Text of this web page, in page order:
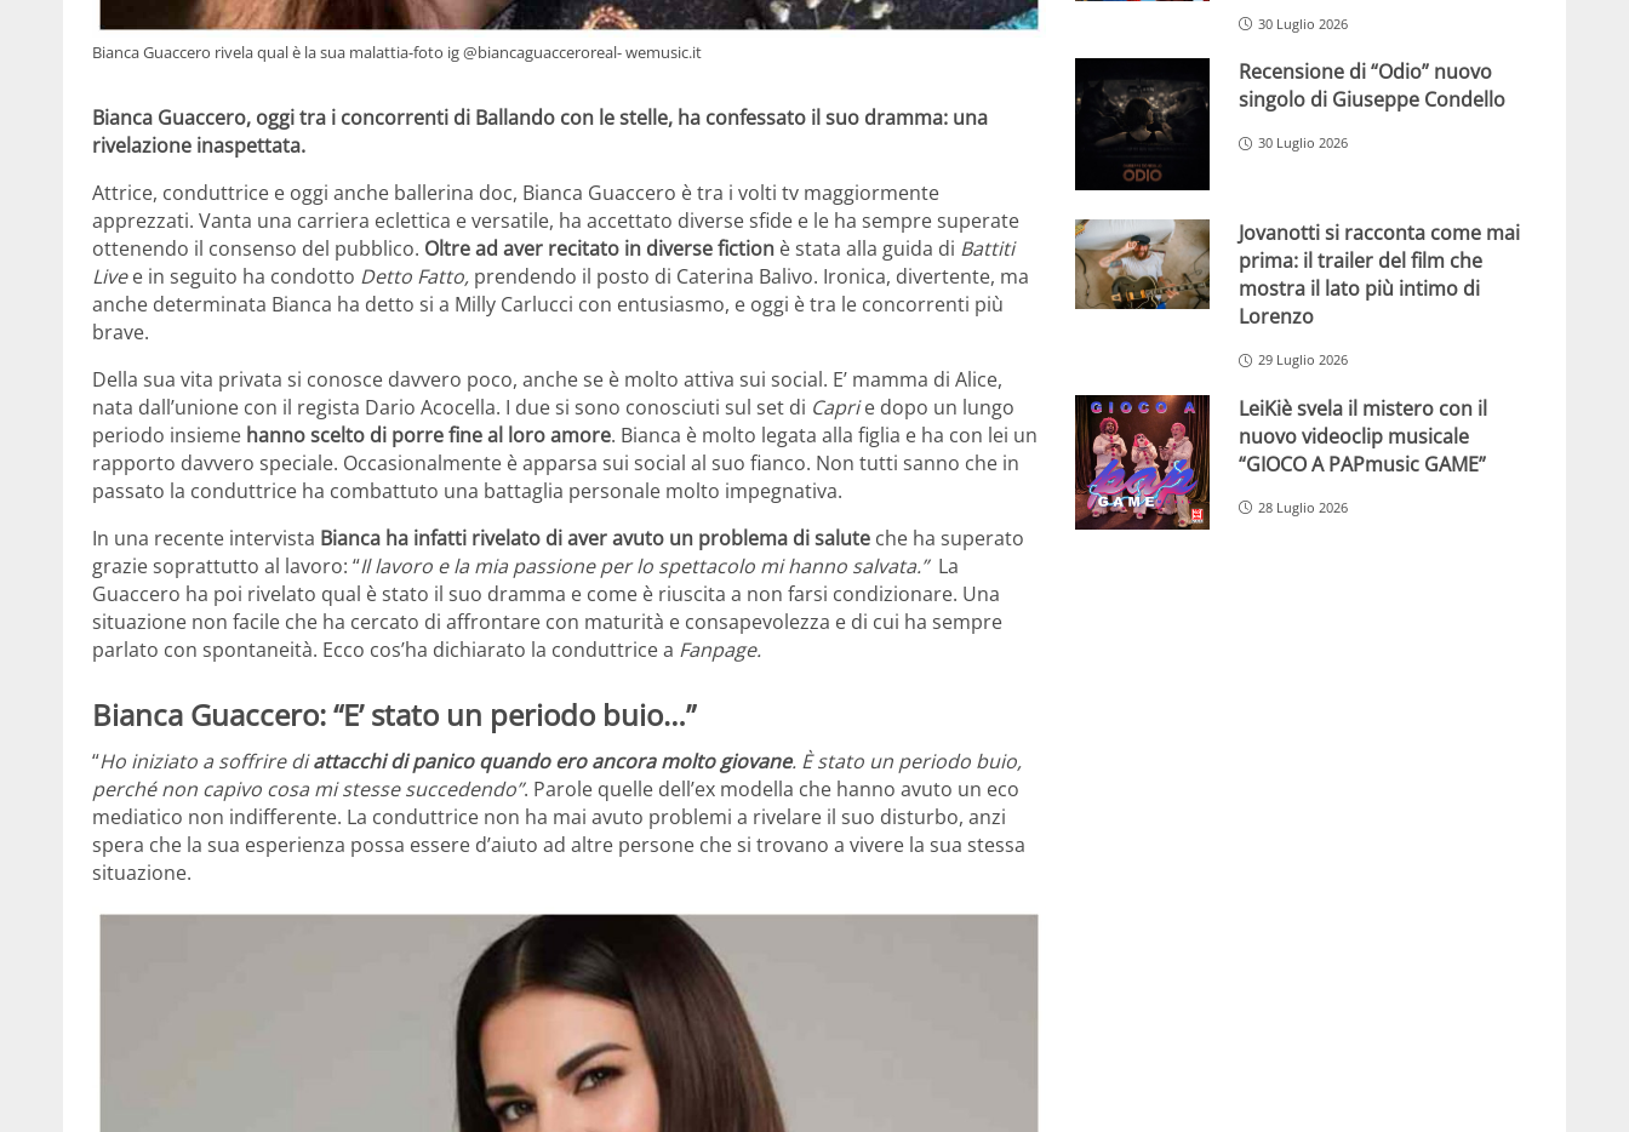
Bianca Guaccero rivela qual è la sua malattia-foto ig @biancaguacceroreal- wemusic.it
Bianca Guaccero, oggi tra i concorrenti di Ballando con le stelle, ha confessato il suo dramma: una
rivelazione inaspettata.
Attrice, conduttrice e oggi anche ballerina doc, Bianca Guaccero è tra i volti tv maggiormente
apprezzati. Vanta una carriera eclettica e versatile, ha accettato diverse sfide e le ha sempre superate
ottenendo il consenso del pubblico. Oltre ad aver recitato in diverse fiction è stata alla guida di Battiti
Livee in seguito ha condotto Detto Fatto, prendendo il posto di Caterina Balivo. Ironica, divertente, ma
anche determinata Bianca ha detto si a Milly Carlucci con entusiasmo, e oggi è tra le concorrenti più
brave.
Della sua vita privata si conosce davvero poco, anche se è molto attiva sui social. E’ mamma di Alice,
nata dall’unione con il regista Dario Acocella. I due si sono conosciuti sul set di Caprie dopo un lungo
periodo insieme hanno scelto di porre fine al loro amore. Bianca è molto legata alla figlia e ha con lei un
rapporto davvero speciale. Occasionalmente è apparsa sui social al suo fianco. Non tutti sanno che in
passato la conduttrice ha combattuto una battaglia personale molto impegnativa.
In una recente intervista Bianca ha infatti rivelato di aver avuto un problema di salute che ha superato
grazie soprattutto al lavoro: “Il lavoro e la mia passione per lo spettacolo mi hanno salvata.”La
Guaccero ha poi rivelato qual è stato il suo dramma e come è riuscita a non farsi condizionare. Una
situazione non facile che ha cercato di affrontare con maturità e consapevolezza e di cui ha sempre
parlato con spontaneità. Ecco cos’ha dichiarato la conduttrice a Fanpage.
Bianca Guaccero: “E’ stato un periodo buio…”
“Ho iniziato a soffrire diattacchi di panico quando ero ancora molto giovane. È stato un periodo buio,
perché non capivo cosa mi stesse succedendo”​. Parole quelle dell’ex modella che hanno avuto un eco
mediatico non indifferente. La conduttrice non ha mai avuto problemi a rivelare il suo disturbo, anzi
spera che la sua esperienza possa essere d’aiuto ad altre persone che si trovano a vivere la sua stessa
situazione.
30 Luglio 2026
Recensione di “Odio” nuovo
singolo di Giuseppe Condello
30 Luglio 2026
Jovanotti si racconta come mai
prima: il trailer del film che
mostra il lato più intimo di
Lorenzo
29 Luglio 2026
LeiKiè svela il mistero con il
nuovo videoclip musicale
“GIOCO A PAPmusic GAME”
28 Luglio 2026